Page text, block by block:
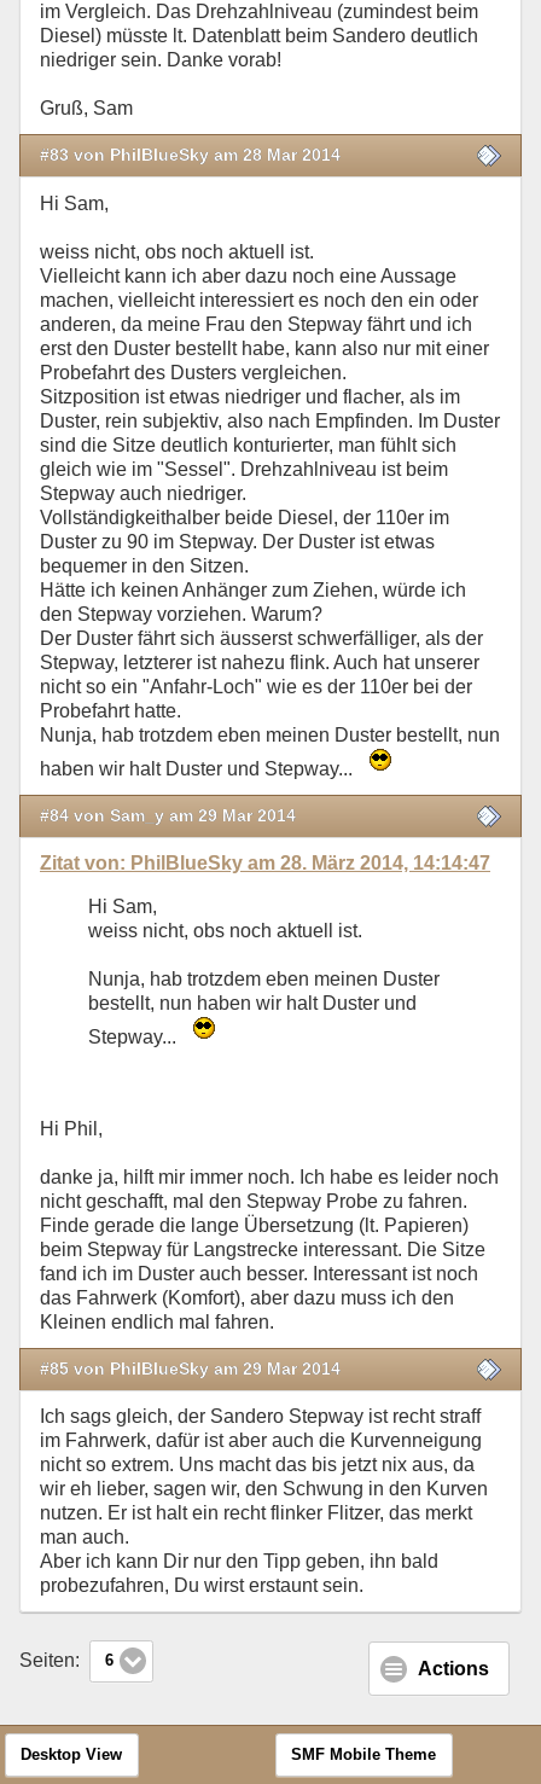
im Vergleich. Das Drehzahlniveau (zumindest beim
Diesel) müsste lt. Datenblatt beim Sandero deutlich
niedriger sein. Danke vorab!
Gruß, Sam
#83 von PhilBlueSky am 28 Mar 2014
Hi Sam,
weiss nicht, obs noch aktuell ist.
Vielleicht kann ich aber dazu noch eine Aussage
machen, vielleicht interessiert es noch den ein oder
anderen, da meine Frau den Stepway fährt und ich
erst den Duster bestellt habe, kann also nur mit einer
Probefahrt des Dusters vergleichen.
Sitzposition ist etwas niedriger und flacher, als im
Duster, rein subjektiv, also nach Empfinden. Im Duster
sind die Sitze deutlich konturierter, man fühlt sich
gleich wie im "Sessel". Drehzahlniveau ist beim
Stepway auch niedriger.
Vollständigkeithalber beide Diesel, der 110er im
Duster zu 90 im Stepway. Der Duster ist etwas
bequemer in den Sitzen.
Hätte ich keinen Anhänger zum Ziehen, würde ich
den Stepway vorziehen. Warum?
Der Duster fährt sich äusserst schwerfälliger, als der
Stepway, letzterer ist nahezu flink. Auch hat unserer
nicht so ein "Anfahr-Loch" wie es der 110er bei der
Probefahrt hatte.
Nunja, hab trotzdem eben meinen Duster bestellt, nun
haben wir halt Duster und Stepway...
#84 von Sam_y am 29 Mar 2014
Zitat von: PhilBlueSky am 28. März 2014, 14:14:47
Hi Sam,
weiss nicht, obs noch aktuell ist.
Nunja, hab trotzdem eben meinen Duster
bestellt, nun haben wir halt Duster und
Stepway...
Hi Phil,
danke ja, hilft mir immer noch. Ich habe es leider noch
nicht geschafft, mal den Stepway Probe zu fahren.
Finde gerade die lange Übersetzung (lt. Papieren)
beim Stepway für Langstrecke interessant. Die Sitze
fand ich im Duster auch besser. Interessant ist noch
das Fahrwerk (Komfort), aber dazu muss ich den
Kleinen endlich mal fahren.
#85 von PhilBlueSky am 29 Mar 2014
Ich sags gleich, der Sandero Stepway ist recht straff
im Fahrwerk, dafür ist aber auch die Kurvenneigung
nicht so extrem. Uns macht das bis jetzt nix aus, da
wir eh lieber, sagen wir, den Schwung in den Kurven
nutzen. Er ist halt ein recht flinker Flitzer, das merkt
man auch.
Aber ich kann Dir nur den Tipp geben, ihn bald
probezufahren, Du wirst erstaunt sein.
Seiten: 6 Actions
Desktop View SMF Mobile Theme